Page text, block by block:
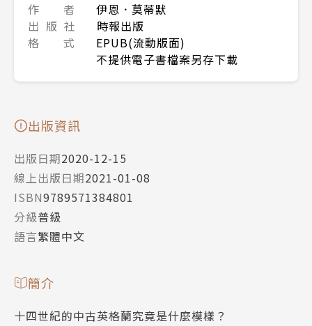
作 者
伊恩．莫蒂默
出 版 社
時報出版
格 式
EPUB(流動版面)
不提供電子書檔案另存下載
出版資訊
出版日期2020-12-15
線上出版日期2021-01-08
ISBN9789571384801
分級普級
語言繁體中文
簡介
十四世紀的中古英格蘭究竟是什麼模樣？